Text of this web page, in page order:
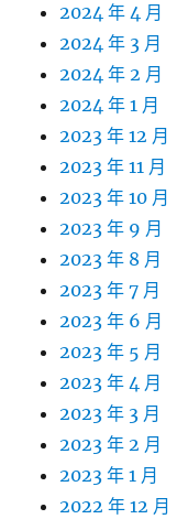
2024 年 4 月
2024 年 3 月
2024 年 2 月
2024 年 1 月
2023 年 12 月
2023 年 11 月
2023 年 10 月
2023 年 9 月
2023 年 8 月
2023 年 7 月
2023 年 6 月
2023 年 5 月
2023 年 4 月
2023 年 3 月
2023 年 2 月
2023 年 1 月
2022 年 12 月